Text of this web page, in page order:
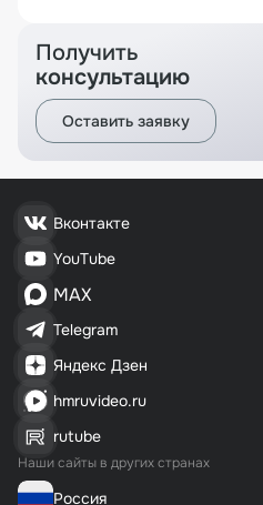
Получить
консультацию
Оставить заявку
Вконтакте
YouTube
MAX
Telegram
Яндекс Дзен
hmruvideo.ru
rutube
Наши сайты в других странах
Россия